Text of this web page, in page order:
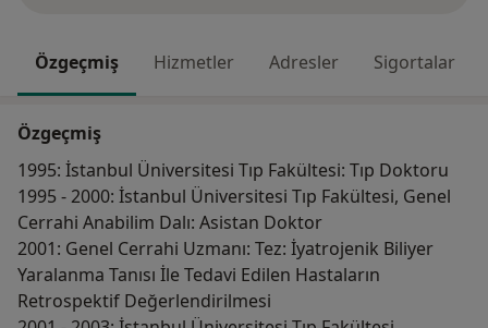
Özgeçmiş Hizmetler Adresler Sigortalar
Özgeçmiş
1995: İstanbul Üniversitesi Tıp Fakültesi: Tıp Doktoru
1995 - 2000: İstanbul Üniversitesi Tıp Fakültesi, Genel
Cerrahi Anabilim Dalı: Asistan Doktor
2001: Genel Cerrahi Uzmanı: Tez: İyatrojenik Biliyer
Yaralanma Tanısı İle Tedavi Edilen Hastaların
Retrospektif Değerlendirilmesi